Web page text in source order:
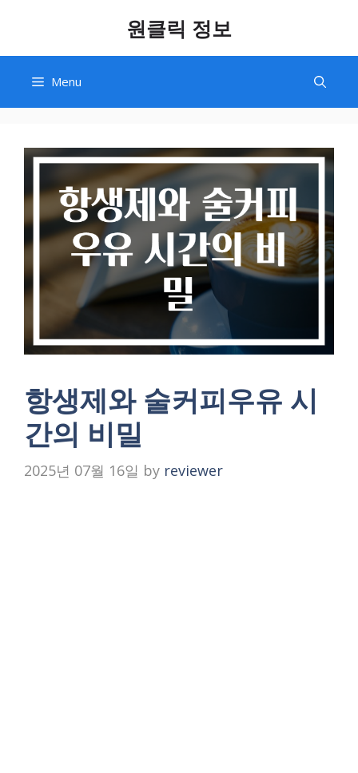
content
원클릭 정보
Menu
항생제와 술커피우유 시
간의 비밀
2025년 07월 16일 by reviewer